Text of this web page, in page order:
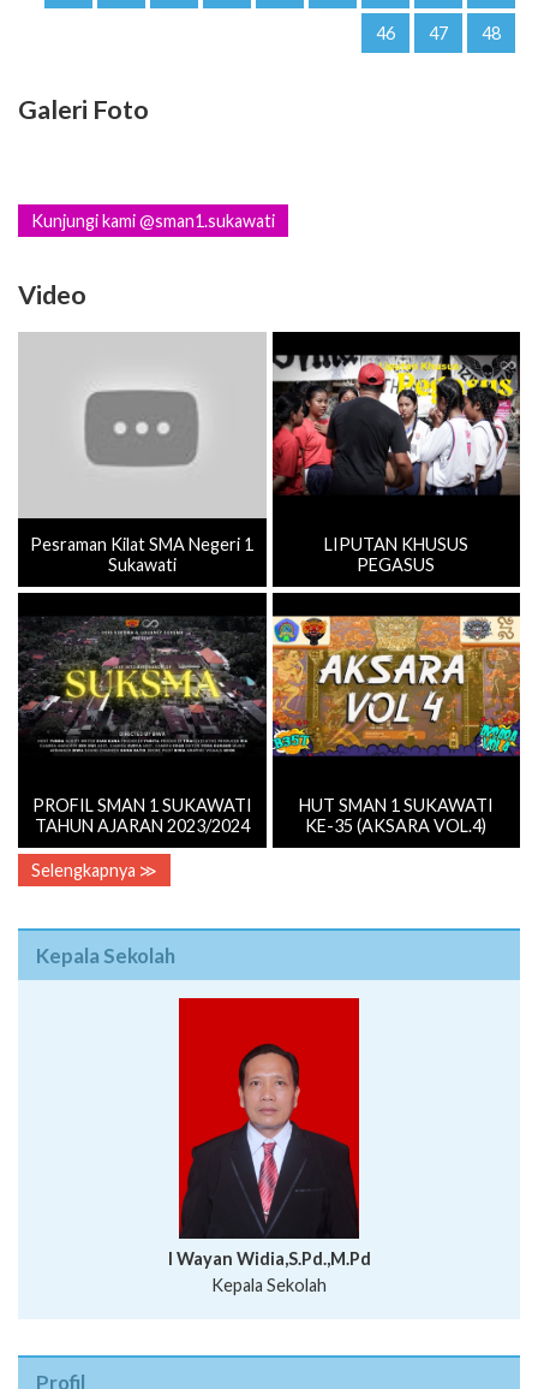
46 47 48
Galeri Foto
Kunjungi kami @sman1.sukawati
Video
Pesraman Kilat SMA Negeri 1
Sukawati
LIPUTAN KHUSUS
PEGASUS
PROFIL SMAN 1 SUKAWATI
TAHUN AJARAN 2023/2024
HUT SMAN 1 SUKAWATI
KE-35 (AKSARA VOL.4)
Selengkapnya ≫
Kepala Sekolah
I Wayan Widia,S.Pd.,M.Pd
Kepala Sekolah
Profil